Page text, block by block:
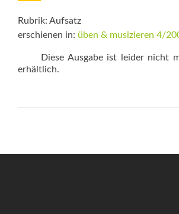
Rubrik: Aufsatz
erschienen in: üben & musizieren 4/
Diese Ausgabe ist leider nicht
erhältlich.